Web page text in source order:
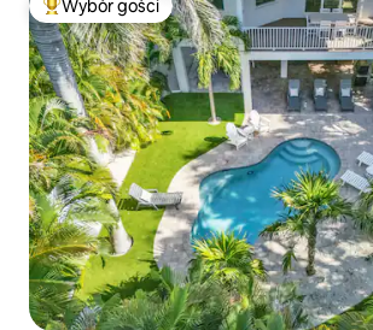
Najpopularniejsze z kategorii Wybór gości
Wybór gości